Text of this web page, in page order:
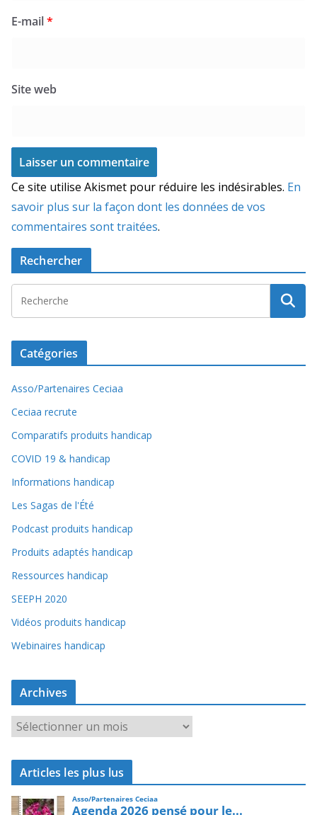
E-mail*
Site web
Ce site utilise Akismet pour réduire les indésirables. En
savoir plus sur la façon dont les données de vos
commentaires sont traitées.
Rechercher
Catégories
Asso/Partenaires Ceciaa
Ceciaa recrute
Comparatifs produits handicap
COVID 19 & handicap
Informations handicap
Les Sagas de l'Été
Podcast produits handicap
Produits adaptés handicap
Ressources handicap
SEEPH 2020
Vidéos produits handicap
Webinaires handicap
Archives
r
c
i
Articles les plus lus